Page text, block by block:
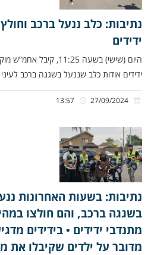
נתיבות: כלב ננעל ברכב
ידידים
היום (שישי) בשעה 11:25,
ידידים אודות כלב שננעל בשגגה ברכב לעיני
נתיבות: בשעות האחרונות
בשגגה ברכב, והם חולצו
מתנדבי ידידים • בידידים
מדובר על ילדים שקיבלו את